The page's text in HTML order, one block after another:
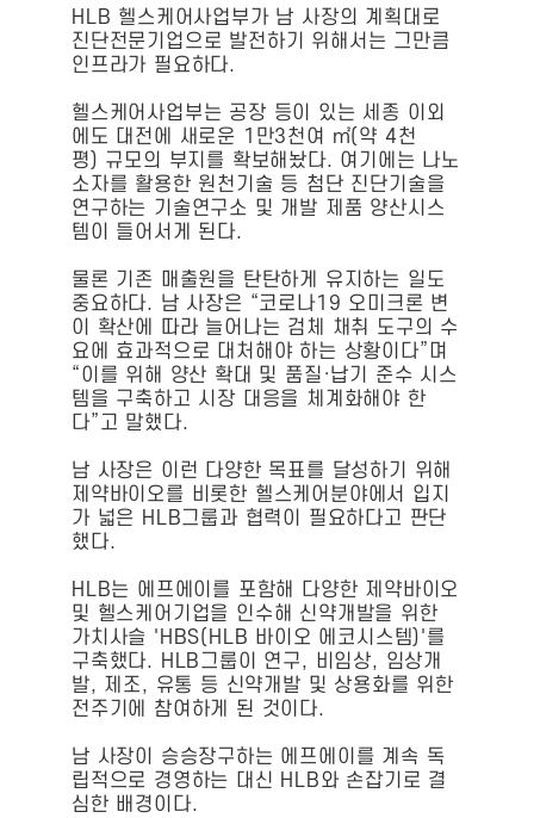
HLB 헬스케어사업부가 남 사장의 계획대로
진단전문기업으로 발전하기 위해서는 그만큼
인프라가 필요하다.
헬스케어사업부는 공장 등이 있는 세종 이외
에도 대전에 새로운 1만3천여 ㎡(약 4천
평) 규모의 부지를 확보해놨다. 여기에는 나노
소자를 활용한 원천기술 등 첨단 진단기술을
연구하는 기술연구소 및 개발 제품 양산시스
템이 들어서게 된다.
물론 기존 매출원을 탄탄하게 유지하는 일도
중요하다. 남 사장은 “코로나19 오미크론 변
이 확산에 따라 늘어나는 검체 채취 도구의 수
요에 효과적으로 대처해야 하는 상황이다”며
“이를 위해 양산 확대 및 품질·납기 준수 시스
템을 구축하고 시장 대응을 체계화해야 한
다”고 말했다.
남 사장은 이런 다양한 목표를 달성하기 위해
제약바이오를 비롯한 헬스케어분야에서 입지
가 넓은 HLB그룹과 협력이 필요하다고 판단
했다.
HLB는 에프에이를 포함해 다양한 제약바이오
및 헬스케어기업을 인수해 신약개발을 위한
가치사슬 'HBS(HLB 바이오 에코시스템)'를
구축했다. HLB그룹이 연구, 비임상, 임상개
발, 제조, 유통 등 신약개발 및 상용화를 위한
전주기에 참여하게 된 것이다.
남 사장이 승승장구하는 에프에이를 계속 독
립적으로 경영하는 대신 HLB와 손잡기로 결
심한 배경이다.